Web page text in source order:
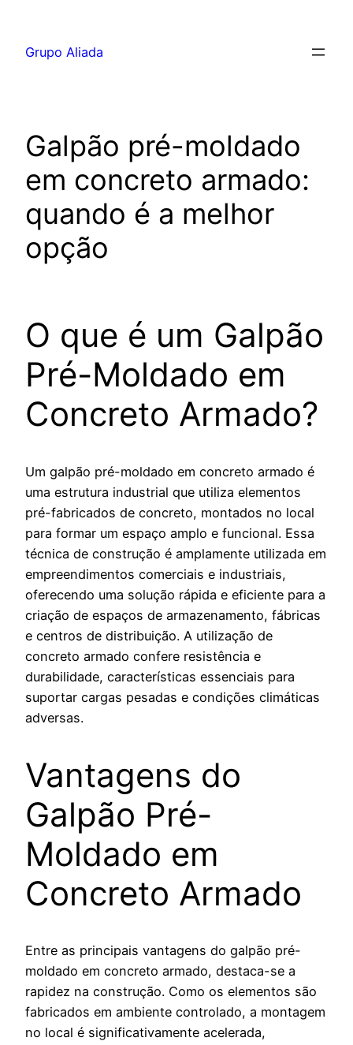
Grupo Aliada
Galpão pré-moldado
em concreto armado:
quando é a melhor
opção
O que é um Galpão
Pré-Moldado em
Concreto Armado?
Um galpão pré-moldado em concreto armado é
uma estrutura industrial que utiliza elementos
pré-fabricados de concreto, montados no local
para formar um espaço amplo e funcional. Essa
técnica de construção é amplamente utilizada em
empreendimentos comerciais e industriais,
oferecendo uma solução rápida e eficiente para a
criação de espaços de armazenamento, fábricas
e centros de distribuição. A utilização de
concreto armado confere resistência e
durabilidade, características essenciais para
suportar cargas pesadas e condições climáticas
adversas.
Vantagens do
Galpão Pré-
Moldado em
Concreto Armado
Entre as principais vantagens do galpão pré-
moldado em concreto armado, destaca-se a
rapidez na construção. Como os elementos são
fabricados em ambiente controlado, a montagem
no local é significativamente acelerada,